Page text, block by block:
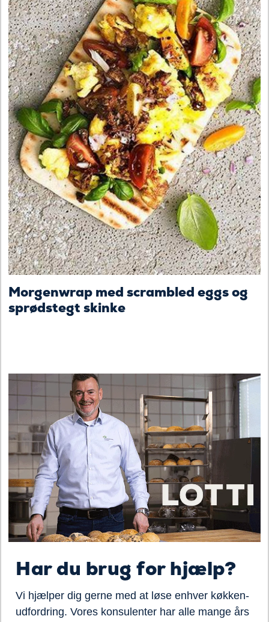
Morgenwrap med scrambled eggs og
sprødstegt skinke
Har du brug for hjælp?
Vi hjælper dig gerne med at løse enhver køkken-
udfordring. Vores konsulenter har alle mange års